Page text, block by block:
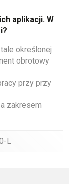
aplikacji. W
określonej
obrotowy
przy przy
zakresem